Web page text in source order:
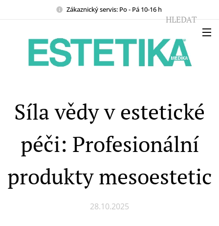
Zákaznický servis: Po - Pá 10-16 h
HLEDAT
Síla vědy v estetické
péči: Profesionální
produkty mesoestetic
28.10.2025